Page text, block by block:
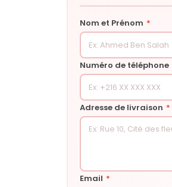
Nom et Prénom *
Numéro de téléphone
Adresse de livraison *
Email *